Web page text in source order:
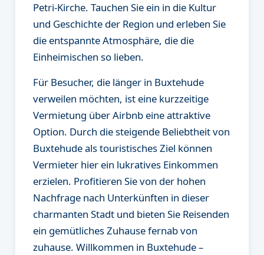
Petri-Kirche. Tauchen Sie ein in die Kultur
und Geschichte der Region und erleben Sie
die entspannte Atmosphäre, die die
Einheimischen so lieben.
Für Besucher, die länger in Buxtehude
verweilen möchten, ist eine kurzzeitige
Vermietung über Airbnb eine attraktive
Option. Durch die steigende Beliebtheit von
Buxtehude als touristisches Ziel können
Vermieter hier ein lukratives Einkommen
erzielen. Profitieren Sie von der hohen
Nachfrage nach Unterkünften in dieser
charmanten Stadt und bieten Sie Reisenden
ein gemütliches Zuhause fernab von
zuhause. Willkommen in Buxtehude –